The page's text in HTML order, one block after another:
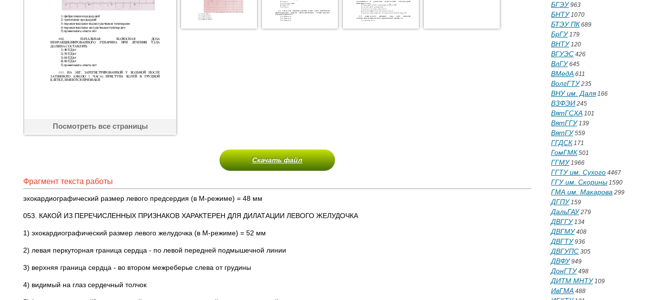
Посмотреть все страницы
Скачать файл
Фрагмент текста работы
эхокардиографический размер левого предсердия (в М-режиме) = 48 мм
053. КАКОЙ ИЗ ПЕРЕЧИСЛЕННЫХ ПРИЗНАКОВ ХАРАКТЕРЕН ДЛЯ ДИЛАТАЦИИ ЛЕВОГО ЖЕЛУДОЧКА
1) эхокардиографический размер левого желудочка (в М-режиме) = 52 мм
2) левая перкуторная граница сердца - по левой передней подмышечной линии
3) верхняя граница сердца - во втором межреберье слева от грудины
4) видимый на глаз сердечный толчок
БГЭУ963
БНТУ1070
БТЭУ ПК 689
БрГУ179
ВНТУ120
ВГУЭС 426
ВлГУ645
ВМедА 611
ВолгГТУ235
ВНУ им. Даля166
ВЗФЭИ 245
ВятГСХА 101
ВятГГУ139
ВятГУ559
ГГДСК 171
ГомГМК 501
ГГМУ1966
ГГТУ им. Сухого 4467
ГГУ им. Скорины 1590
ГМА им. Макарова 299
ДГПУ159
ДальГАУ279
ДВГГУ134
ДВГМУ408
ДВГТУ936
ДВГУПС 305
ДВФУ949
ДонГТУ498
ДИТМ МНТУ109
ИвГМА 488